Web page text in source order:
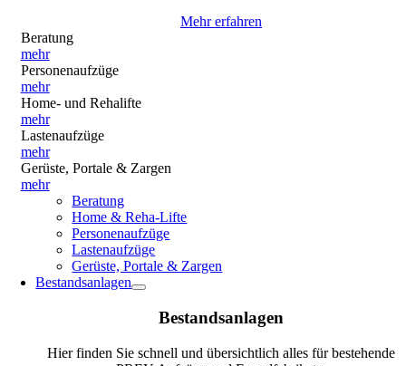
Mehr erfahren
Beratung
mehr
Personenaufzüge
mehr
Home- und Rehalifte
mehr
Lastenaufzüge
mehr
Gerüste, Portale & Zargen
mehr
Beratung
Home & Reha-Lifte
Personenaufzüge
Lastenaufzüge
Gerüste, Portale & Zargen
Bestandsanlagen
Bestandsanlagen
Hier finden Sie schnell und übersichtlich alles für bestehende